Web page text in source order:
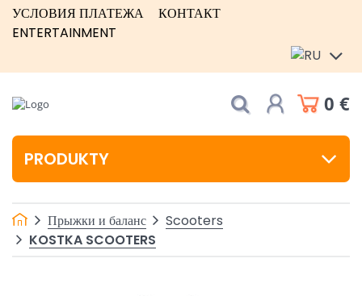
УСЛОВИЯ ПЛАТЕЖА
КОНТАКТ
ENTERTAINMENT
0 €
PRODUKTY
Прыжки и баланс
Scooters
KOSTKA SCOOTERS